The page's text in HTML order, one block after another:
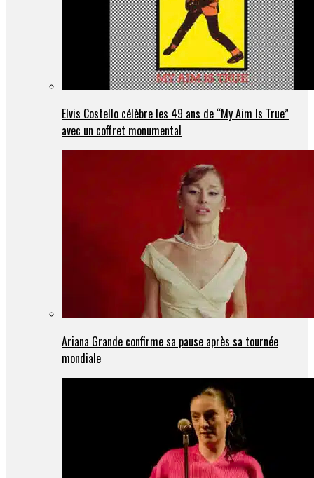
Elvis Costello célèbre les 49 ans de “My Aim Is True”
avec un coffret monumental
Ariana Grande confirme sa pause après sa tournée
mondiale